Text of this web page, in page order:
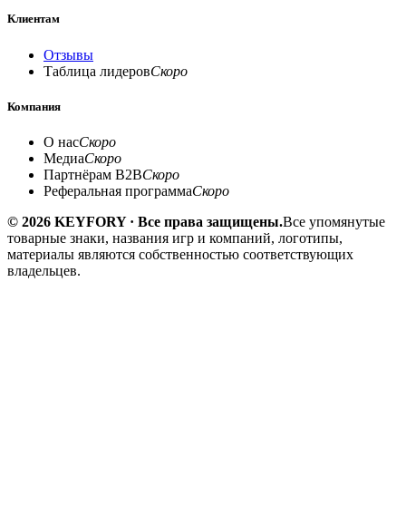
Клиентам
Отзывы
Таблица лидеровСкоро
Компания
О насСкоро
МедиаСкоро
Партнёрам B2BСкоро
Реферальная программаСкоро
© 2026 KEYFORY · Все права защищены.Все упомянутые
товарные знаки, названия игр и компаний, логотипы,
материалы являются собственностью соответствующих
владельцев.